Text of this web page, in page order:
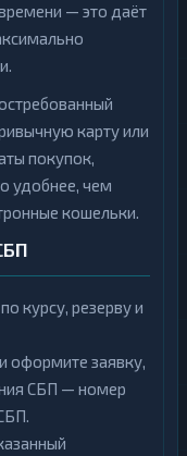
— это даёт
карту или
покупок,
удобнее, чем
кошельки.
курсу, резерву и
оформите заявку,
СБП — номер